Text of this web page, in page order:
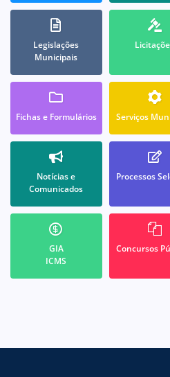
Legislações
Municipais
Fichas e Formulários Serviços
Notícias e
Comunicados
Processos
GIA
ICMS
Concursos